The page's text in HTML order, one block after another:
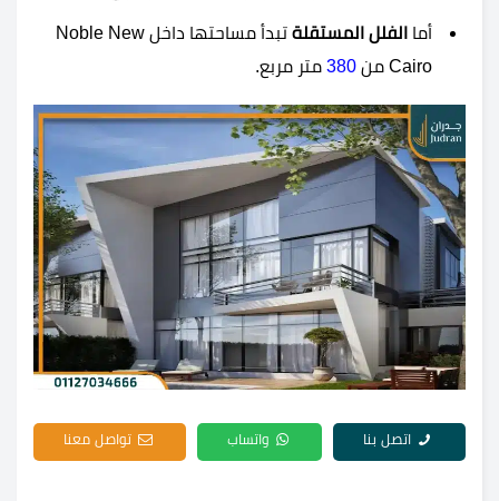
أما الفلل المستقلة
تبدأ مساحتها داخل Noble New
Cairo من
380 متر مربع.
اتصل بنا واتساب تواصل معنا